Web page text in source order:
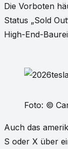
Die Vorboten
Status „Sold
High-End-
Foto: ©
Auch das
S oder X über